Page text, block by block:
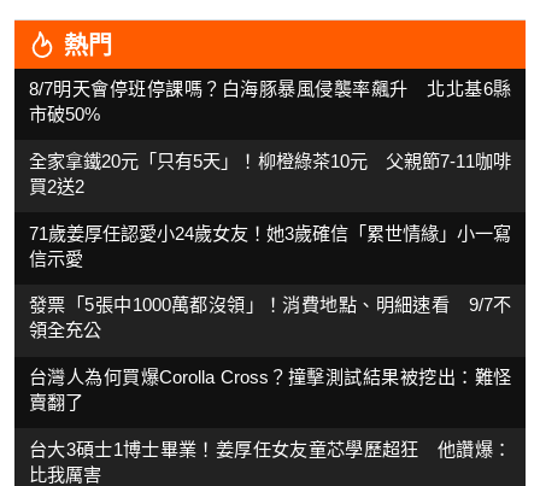
熱門
8/7明天會停班停課嗎？白海豚暴風侵襲率飆升 北北基6縣
市破50%
全家拿鐵20元「只有5天」！柳橙綠茶10元 父親節7-11咖啡
買2送2
71歲姜厚任認愛小24歲女友！她3歲確信「累世情緣」小一寫
信示愛
發票「5張中1000萬都沒領」！消費地點、明細速看 9/7不
領全充公
台灣人為何買爆Corolla Cross？撞擊測試結果被挖出：難怪
賣翻了
台大3碩士1博士畢業！姜厚任女友童芯學歷超狂 他讚爆：
比我厲害